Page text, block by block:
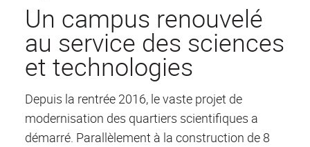
Un campus renouvelé
au service des sciences
et technologies
Depuis la rentrée 2016, le vaste projet de
modernisation des quartiers scientifiques a
démarré. Parallèlement à la construction de 8